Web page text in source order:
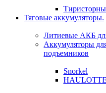
Тяговые аккумуляторы.
Литиевые АКБ
Аккумуляторы
подъемников
Snorkel
HAULOTTE